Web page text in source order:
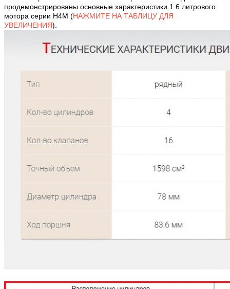
продемонстрированы основные характеристики 1.6 литрового
мотора серии H4M (НАЖМИТЕ НА ТАБЛИЦУ ДЛЯ
УВЕЛИЧЕНИЯ).